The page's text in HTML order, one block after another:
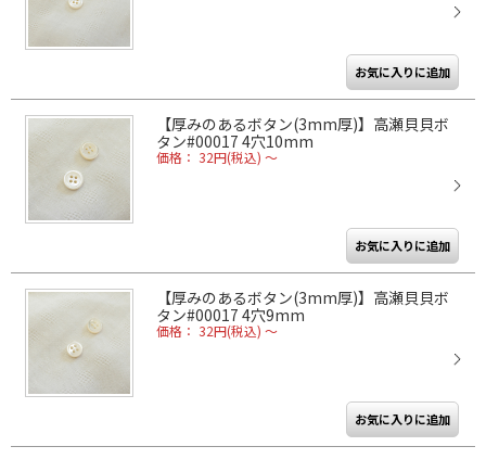
【厚みのあるボタン(3mm厚)】高瀬貝貝ボ
タン#00017 4穴10mm
価格： 32円(税込) ～
【厚みのあるボタン(3mm厚)】高瀬貝貝ボ
タン#00017 4穴9mm
価格： 32円(税込) ～